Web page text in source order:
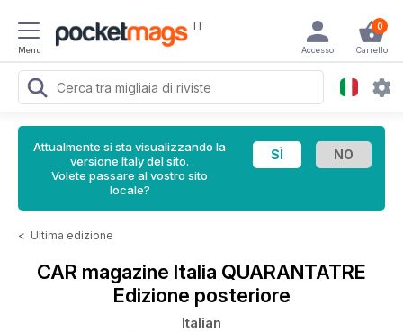
Menu
IT 0
Carrello
Accesso
Attualmente si sta visualizzando la
versione Italy del sito.
Volete passare al vostro sito
locale?
< Ultima edizione
CAR magazine Italia QUARANTATRE
Edizione posteriore
Italian